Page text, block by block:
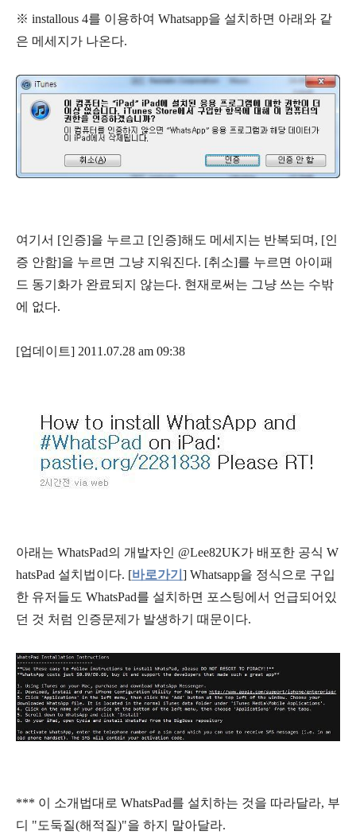
※ installous 4를 이용하여 Whatsapp을 설치하면 아래와 같
은 메세지가 나온다.
여기서 [인증]을 누르고 [인증]해도 메세지는 반복되며, [인
증 안함]을 누르면 그냥 지워진다. [취소]를 누르면 아이패
드 동기화가 완료되지 않는다. 현재로써는 그냥 쓰는 수밖
에 없다.
[업데이트] 2011.07.28 am 09:38
아래는 WhatsPad의 개발자인 @Lee82UK가 배포한 공식 W
hatsPad 설치법이다. [바로가기 ] Whatsapp을 정식으로 구입
한 유저들도 WhatsPad를 설치하면 포스팅에서 언급되어있
던 것 처럼 인증문제가 발생하기 때문이다.
*** 이 소개법대로 WhatsPad를 설치하는 것을 따라달라, 부
디 "도둑질(해적질)"을 하지 말아달라.